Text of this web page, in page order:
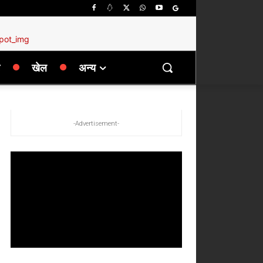
खेल अन्य
-Advertisement-